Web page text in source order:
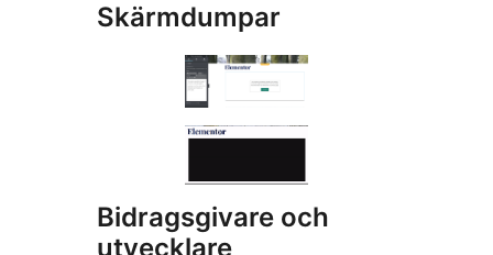
Skärmdumpar
Bidragsgivare och
utvecklare